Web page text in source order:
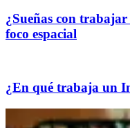
¿Sueñas con
foco espacial
¿En qué trabaja un